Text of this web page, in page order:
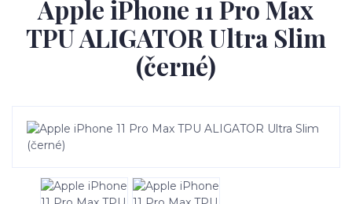
Apple iPhone 11 Pro Max
TPU ALIGATOR Ultra Slim
(černé)